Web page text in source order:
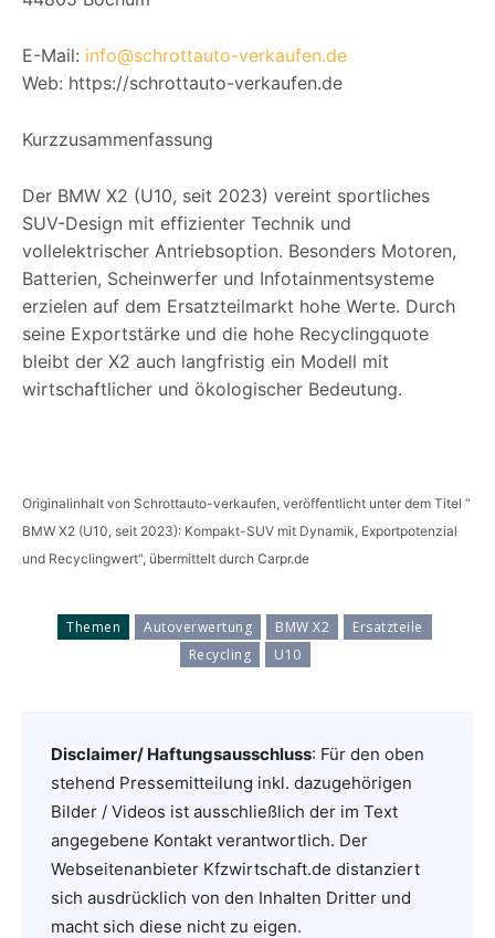
E-Mail: info@schrottauto-verkaufen.de
Web: https://schrottauto-verkaufen.de
Kurzzusammenfassung
Der BMW X2 (U10, seit 2023) vereint sportliches
SUV-Design mit effizienter Technik und
vollelektrischer Antriebsoption. Besonders Motoren,
Batterien, Scheinwerfer und Infotainmentsysteme
erzielen auf dem Ersatzteilmarkt hohe Werte. Durch
seine Exportstärke und die hohe Recyclingquote
bleibt der X2 auch langfristig ein Modell mit
wirtschaftlicher und ökologischer Bedeutung.
Originalinhalt von Schrottauto-verkaufen, veröffentlicht unter dem Titel “
BMW X2 (U10, seit 2023): Kompakt-SUV mit Dynamik, Exportpotenzial
und Recyclingwert“, übermittelt durch Carpr.de
Themen Autoverwertung BMW X2
Ersatzteile
Recycling
U10
Disclaimer/ Haftungsausschluss: Für den oben
stehend Pressemitteilung inkl. dazugehörigen
Bilder / Videos ist ausschließlich der im Text
angegebene Kontakt verantwortlich. Der
Webseitenanbieter Kfzwirtschaft.de distanziert
sich ausdrücklich von den Inhalten Dritter und
macht sich diese nicht zu eigen.